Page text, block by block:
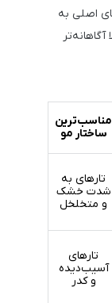
اصلی به
مناسب‌ترین
ساختار مو
تارهای به
شدت خشک
و متخلخل
تارهای
آسیب‌دیده
و کدر